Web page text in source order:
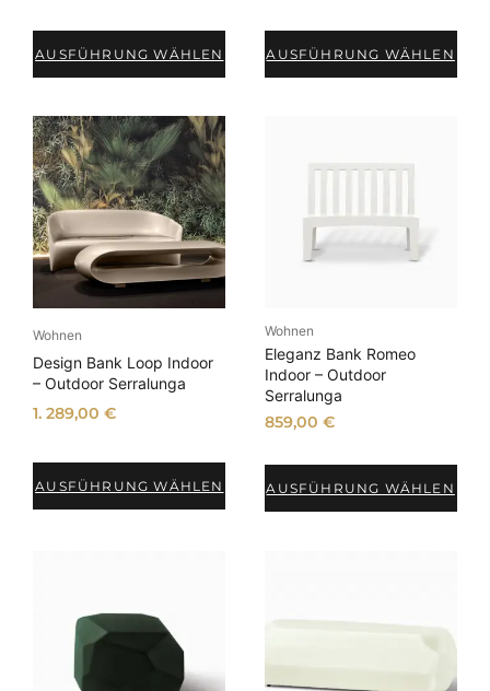
i
e
r
AUSFÜHRUNG WÄHLEN AUSFÜHRUNG WÄHLEN
Wohnen
Design Bank Loop Indoor
– Outdoor Serralunga
1. 289,00€
AUSFÜHRUNG WÄHLEN
Wohnen
Eleganz Bank Romeo
Indoor – Outdoor
Serralunga
859,00 €
AUSFÜHRUNG WÄHLEN